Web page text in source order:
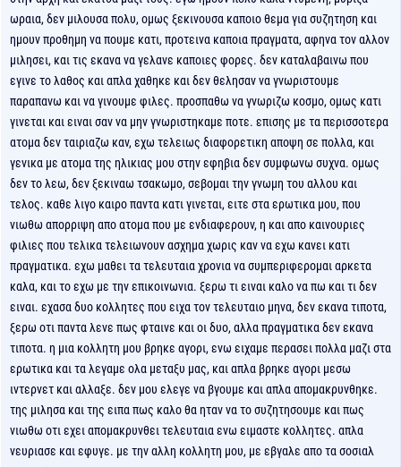
ωραια, δεν μιλουσα πολυ, ομως ξεκινουσα καποιο θεμα για συζητηση και
ημουν προθημη να πουμε κατι, προτεινα καποια πραγματα, αφηνα τον αλλον
μιλησει, και τις εκανα να γελανε καποιες φορες. δεν καταλαβαινω που
εγινε το λαθος και απλα χαθηκε και δεν θελησαν να γνωριστουμε
παραπανω και να γινουμε φιλες. προσπαθω να γνωριζω κοσμο, ομως κατι
γινεται και ειναι σαν να μην γνωριστηκαμε ποτε. επισης με τα περισσοτερα
ατομα δεν ταιριαζω καν, εχω τελειως διαφορετικη αποψη σε πολλα, και
γενικα με ατομα της ηλικιας μου στην εφηβια δεν συμφωνω συχνα. ομως
δεν το λεω, δεν ξεκιναω τσακωμο, σεβομαι την γνωμη του αλλου και
τελος. καθε λιγο καιρο παντα κατι γινεται, ειτε στα ερωτικα μου, που
νιωθω απορριψη απο ατομα που με ενδιαφερουν, η και απο καινουριες
φιλιες που τελικα τελειωνουν ασχημα χωρις καν να εχω κανει κατι
πραγματικα. εχω μαθει τα τελευταια χρονια να συμπεριφερομαι αρκετα
καλα, και το εχω με την επικοινωνια. ξερω τι ειναι καλο να πω και τι δεν
ειναι. εχασα δυο κολλητες που ειχα τον τελευταιο μηνα, δεν εκανα τιποτα,
ξερω οτι παντα λενε πως φταινε και οι δυο, αλλα πραγματικα δεν εκανα
τιποτα. η μια κολλητη μου βρηκε αγορι, ενω ειχαμε περασει πολλα μαζι στα
ερωτικα και τα λεγαμε ολα μεταξυ μας, και απλα βρηκε αγορι μεσω
ιντερνετ και αλλαξε. δεν μου ελεγε να βγουμε και απλα απομακρυνθηκε.
της μιλησα και της ειπα πως καλο θα ηταν να το συζητησουμε και πως
νιωθω οτι εχει απομακρυνθει τελευταια ενω ειμαστε κολλητες. απλα
νευριασε και εφυγε. με την αλλη κολλητη μου, με εβγαλε απο τα σοσιαλ